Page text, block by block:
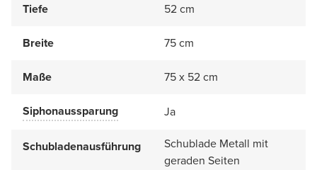
Tiefe
52 cm
Breite 75 cm
Maße 75 x 52 cm
Siphonaussparung Ja
Schubladenausführung
Schublade Metall mit
geraden Seiten